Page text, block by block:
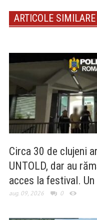
ARTICOLE SIMILARE
Circa 30 de clujeni
UNTOLD, dar au
acces la festival.
aug. 09, 2026 0